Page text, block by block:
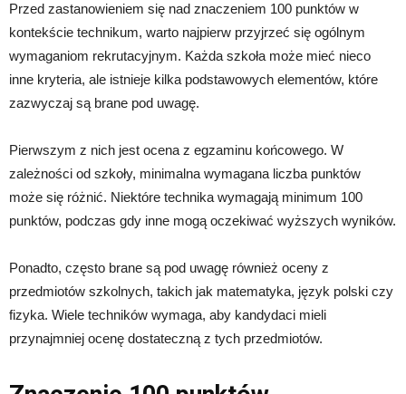
Przed zastanowieniem się nad znaczeniem 100 punktów w
kontekście technikum, warto najpierw przyjrzeć się ogólnym
wymaganiom rekrutacyjnym. Każda szkoła może mieć nieco
inne kryteria, ale istnieje kilka podstawowych elementów, które
zazwyczaj są brane pod uwagę.
Pierwszym z nich jest ocena z egzaminu końcowego. W
zależności od szkoły, minimalna wymagana liczba punktów
może się różnić. Niektóre technika wymagają minimum 100
punktów, podczas gdy inne mogą oczekiwać wyższych wyników.
Ponadto, często brane są pod uwagę również oceny z
przedmiotów szkolnych, takich jak matematyka, język polski czy
fizyka. Wiele techników wymaga, aby kandydaci mieli
przynajmniej ocenę dostateczną z tych przedmiotów.